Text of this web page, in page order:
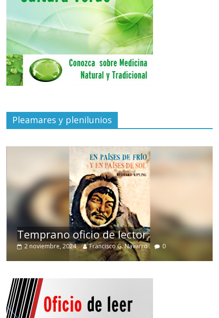
Pleamares y plenilunios
Temprano oficio de lector
2 noviembre, 2024 Francisco G. Navarro 0